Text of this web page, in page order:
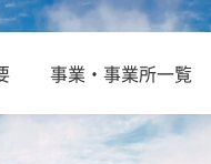
事業・事業所一覧